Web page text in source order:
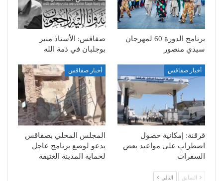
برنامج الدورة 60 لمهرجان
سيدي منصور
صفاقس: الأستاذ منير
بوجلبان في ذمة الله
أخبار صفاقس
قرقنة: إمكانية حصول
اضطراب على مواعيد بعض
السفرات
أخبار صفاقس
المجلس المحلي بصفاقس
يدعو لوضع برنامج عاجل
لحماية المدينة العتيقة
السابق التالي